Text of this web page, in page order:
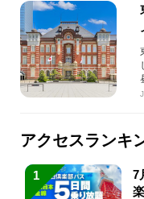
アクセスランキ
1
7